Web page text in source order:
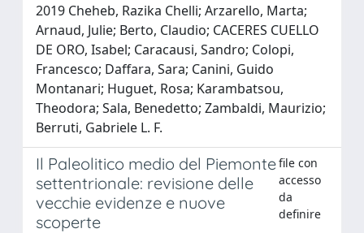
2019 Cheheb, Razika Chelli; Arzarello, Marta;
Arnaud, Julie; Berto, Claudio; CACERES CUELLO
DE ORO, Isabel; Caracausi, Sandro; Colopi,
Francesco; Daffara, Sara; Canini, Guido
Montanari; Huguet, Rosa; Karambatsou,
Theodora; Sala, Benedetto; Zambaldi, Maurizio;
Berruti, Gabriele L. F.
Il Paleolitico medio del Piemonte
settentrionale: revisione delle
vecchie evidenze e nuove
scoperte
file con
accesso
da
definire